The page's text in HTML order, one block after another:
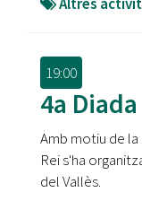
19:00
4a
Amb motiu de
Rei s'ha
del Vallès.